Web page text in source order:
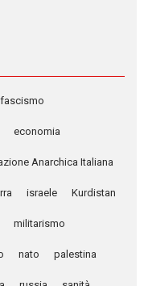
economia
Anarchica Italiana
israele Kurdistan
militarismo
nato palestina